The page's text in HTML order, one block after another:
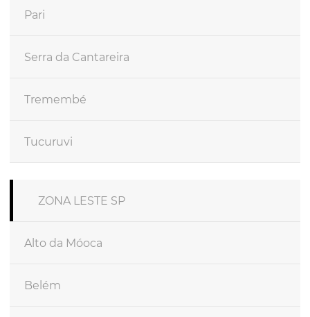
Pari
Serra da Cantareira
Tremembé
Tucuruvi
ZONA LESTE SP
Alto da Móoca
Belém